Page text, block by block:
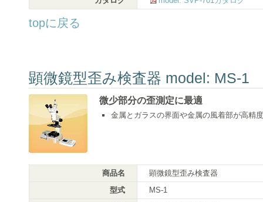
topに戻る
顕微鏡型歪み検査器 model: MS-1
微少部分の歪測定に最適
金属とガラスの界面や金属の風着部が高精
商品名
顕微鏡型歪み検査器
型式
MS-1